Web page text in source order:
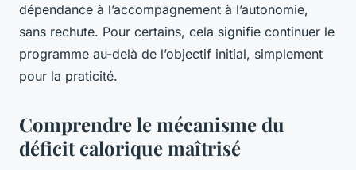
dépendance à l’accompagnement à l’autonomie,
sans rechute. Pour certains, cela signifie continuer le
programme au-delà de l’objectif initial, simplement
pour la praticité.
Comprendre le mécanisme du
déficit calorique maîtrisé